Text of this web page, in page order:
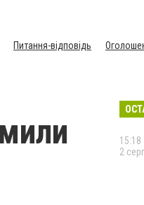
Питання-відповідь
15:18
2